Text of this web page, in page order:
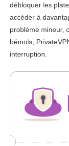
débloquer les
accéder à
problème mineur,
bémols,
interruption.